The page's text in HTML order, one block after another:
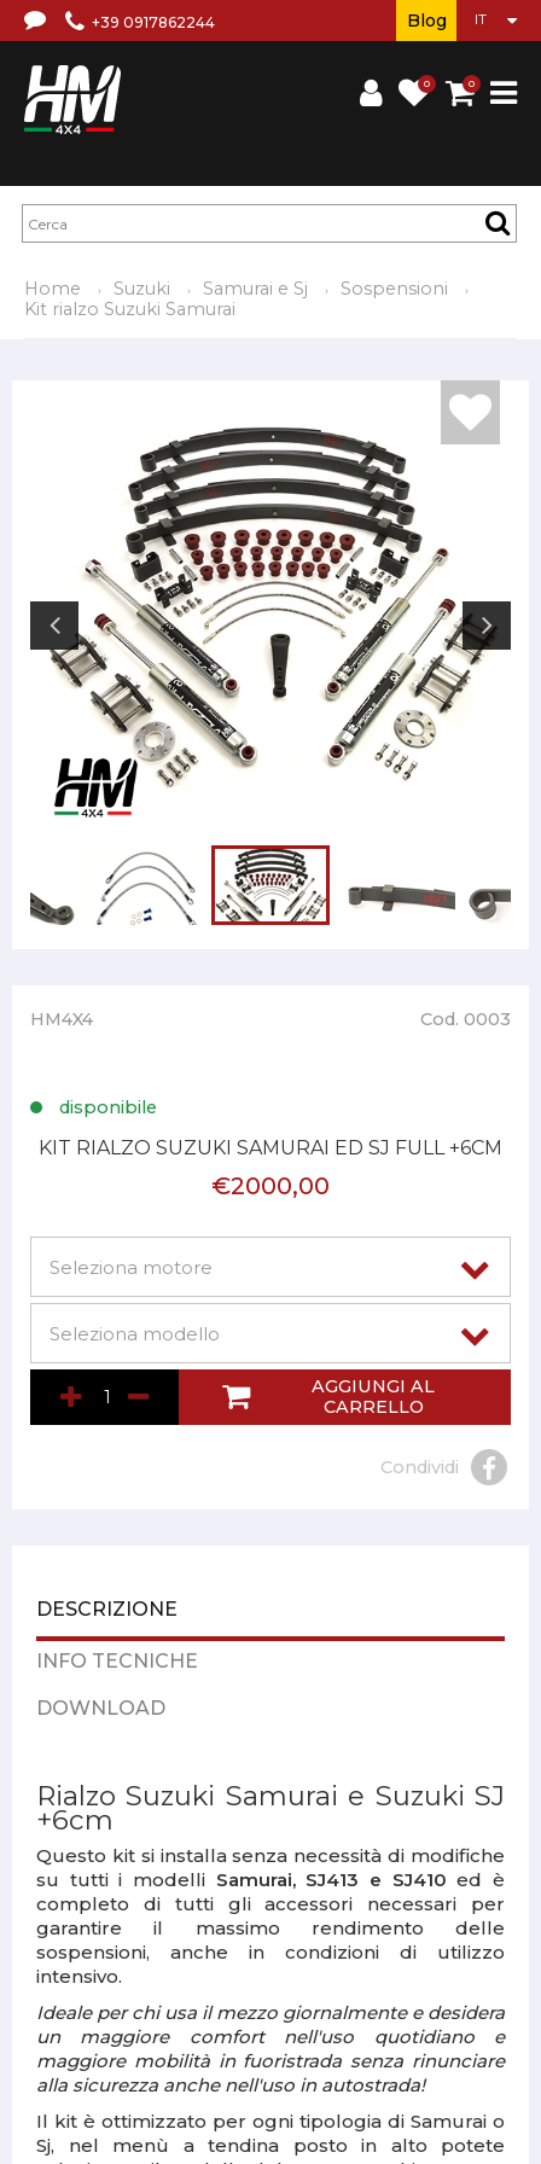
+39 0917862244
0 0
Blog
Home Suzuki Samurai e Sj
Sospensioni
Kit rialzo Suzuki Samurai
HM4X4 Cod. 0003
disponibile
KIT RIALZO SUZUKI SAMURAI ED SJ FULL +6CM
€2000,00
AGGIUNGI AL
CARRELLO
Condividi
DESCRIZIONE
INFO TECNICHE
DOWNLOAD
Rialzo Suzuki Samurai e Suzuki SJ
+6cm
Questo kit si installa senza necessità di modifiche
su tutti i modelli Samurai, SJ413 e SJ410 ed è
completo di tutti gli accessori necessari per
garantire il massimo rendimento delle
sospensioni, anche in condizioni di utilizzo
intensivo.
Ideale per chi usa il mezzo giornalmente e desidera
un maggiore comfort nell'uso quotidiano e
maggiore mobilità in fuoristrada senza rinunciare
alla sicurezza anche nell'uso in autostrada!
Il kit è ottimizzato per ogni tipologia di Samurai o
Sj, nel menù a tendina posto in alto potete